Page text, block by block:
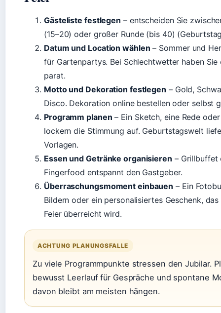
Gästeliste festlegen – entscheiden Sie
(15–20) oder großer Runde (bis 40)
Datum und Location wählen – Sommer und
für Gartenpartys. Bei Schlechtwetter haben Sie
parat.
Motto und Dekoration festlegen – Gold,
Disco. Dekoration online bestellen oder selbst
Programm planen – Ein Sketch, eine Rede
lockern die Stimmung auf. Geburtstagswelt
Vorlagen.
Essen und Getränke organisieren – Grillbuffet
Fingerfood entspannt den Gastgeber.
Überraschungsmoment einbauen – Ein
Bildern oder ein personalisiertes Geschenk,
Feier überreicht wird.
ACHTUNG PLANUNGSFALLE
Zu viele Programmpunkte stressen den Jubilar.
bewusst Leerlauf für Gespräche und spontane
davon bleibt am meisten hängen.